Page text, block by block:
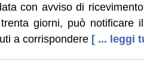
con avviso di
giorni, può notificare
a corrispondere [ ... leggi